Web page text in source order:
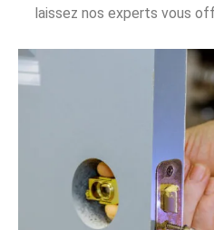
laissez nos experts vous